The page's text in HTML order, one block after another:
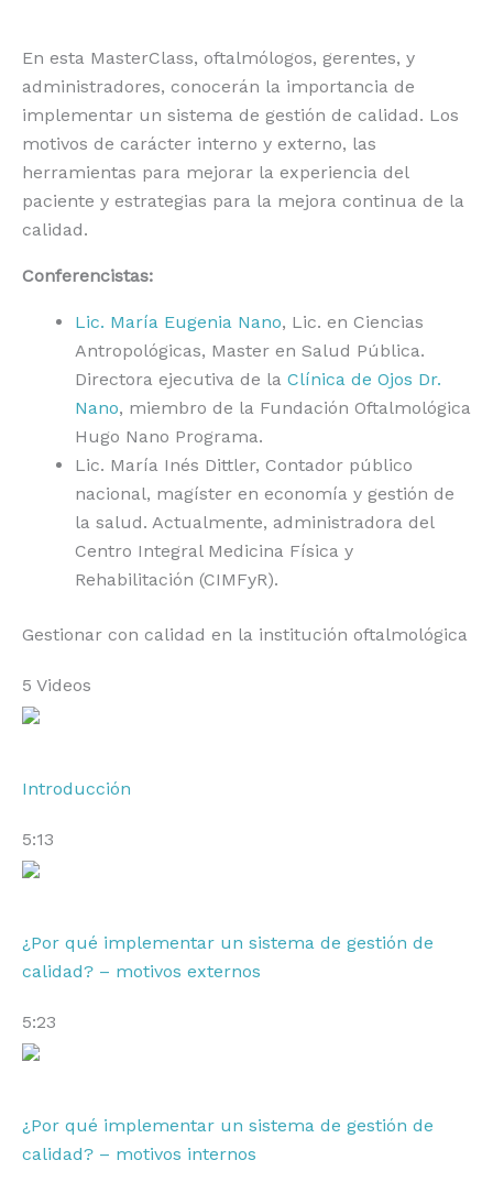
Skip
content
En esta MasterClass, oftalmólogos, gerentes, y
administradores, conocerán la importancia de
implementar un sistema de gestión de calidad. Los
motivos de carácter interno y externo, las
herramientas para mejorar la experiencia del
paciente y estrategias para la mejora continua de la
calidad.
Conferencistas:
Lic. María Eugenia Nano, Lic. en Ciencias
Antropológicas, Master en Salud Pública.
Directora ejecutiva de la Clínica de Ojos Dr.
Nano, miembro de la Fundación Oftalmológica
Hugo Nano Programa.
Lic. María Inés Dittler, Contador público
nacional, magíster en economía y gestión de
la salud. Actualmente, administradora del
Centro Integral Medicina Física y
Rehabilitación (CIMFyR).
Gestionar con calidad en la institución oftalmológica
5 Videos
Introducción
5:13
¿Por qué implementar un sistema de gestión de
calidad? – motivos externos
5:23
¿Por qué implementar un sistema de gestión de
calidad? – motivos internos